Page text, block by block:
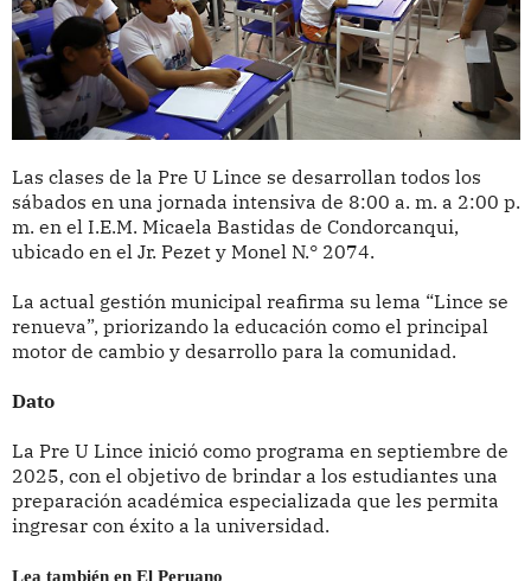
Las clases de la Pre U Lince se desarrollan todos los
sábados en una jornada intensiva de 8:00 a. m. a 2:00 p.
m. en el I.E.M. Micaela Bastidas de Condorcanqui,
ubicado en el Jr. Pezet y Monel N.° 2074.
La actual gestión municipal reafirma su lema “Lince se
renueva”, priorizando la educación como el principal
motor de cambio y desarrollo para la comunidad.
Dato
La Pre U Lince inició como programa en septiembre de
2025, con el objetivo de brindar a los estudiantes una
preparación académica especializada que les permita
ingresar con éxito a la universidad.
Lea también en El Peruano